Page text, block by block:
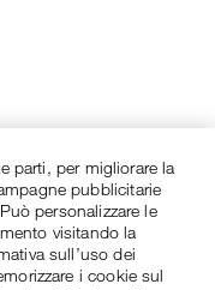
parti, per migliorare la
pubblicitarie
personalizzare le
visitando la
sull’uso dei
i cookie sul